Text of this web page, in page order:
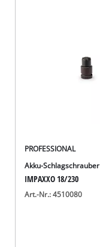
PROFESSIONAL
Akku-Schlagschrauber
IMPAXXO 18/230
Art.-Nr.: 4510080